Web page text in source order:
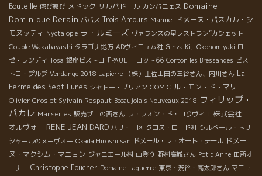
Bouteille 侘び寂び メドック サルバドール カンパニェス Domaine
Dominique Derain ババス Trois Amours Manuel ドメーヌ・パスカル・シ
モヌッティ Nyctalopie ラ・ルミーズ ヴァランスの星レストラン”カシェット
Couple Wakabayashi タラゴナ地方 ADヴィニュム社 Ginza Kiji Okonomiyaki ロ
ゼ・ランディ Tosa 銀座ビストロ「PAUL」 ロット66 Corton les Bressandes ビス
トロ・プルプ Vendange 2018 Lapierre （株）土佐山田の三谷さん、内川さん La
Ferme des Sept Lunes シャトー・ブリアン COMIC ル・モン・ド・マリー
Olivier Cros et Sylvain Respaut Beeaujolais Nouveaux 2018 フィリップ・
パカレ Marseilles 販売プロの西さん ラ・フォン・ド・ロりヴィエ 株式会社
オルヴォー RENE JEAN DARD パリ・一区 クロス・ロード社 シルベール・トリ
シャールのヌーヴォー Okada Hiroshi san ドメール・レ・オート・テール ドメー
ヌ・マクシム・マニョン ジャニエール村 山登り 野村高城さん Pot d'Anne 田所オ
ーナー Christophe Foucher Domaine Laguerre 東京・渋谷・高太郎さん マニュ